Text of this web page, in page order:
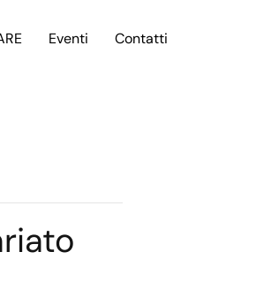
Eventi Contatti